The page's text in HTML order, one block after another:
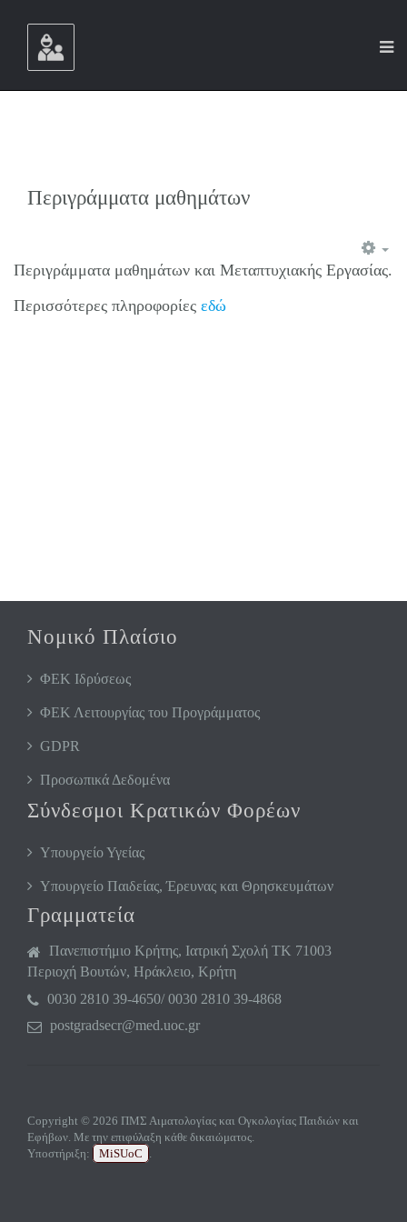
Περιγράμματα μαθημάτων
Περιγράμματα μαθημάτων και Μεταπτυχιακής Εργασίας.
Περισσότερες πληροφορίες εδώ
Νομικό Πλαίσιο
ΦΕΚ Ιδρύσεως
ΦΕΚ Λειτουργίας του Προγράμματος
GDPR
Προσωπικά Δεδομένα
Σύνδεσμοι Κρατικών Φορέων
Υπουργείο Υγείας
Υπουργείο Παιδείας, Έρευνας και Θρησκευμάτων
Γραμματεία
Πανεπιστήμιο Κρήτης, Ιατρική Σχολή ΤΚ 71003
Περιοχή Βουτών, Ηράκλειο, Κρήτη
0030 2810 39-4650/ 0030 2810 39-4868
postgradsecr@med.uoc.gr
Copyright © 2026 ΠΜΣ Αιματολογίας και Ογκολογίας Παιδιών και
Εφήβων. Με την επιφύλαξη κάθε δικαιώματος.
Υποστήριξη:
MiSUoC